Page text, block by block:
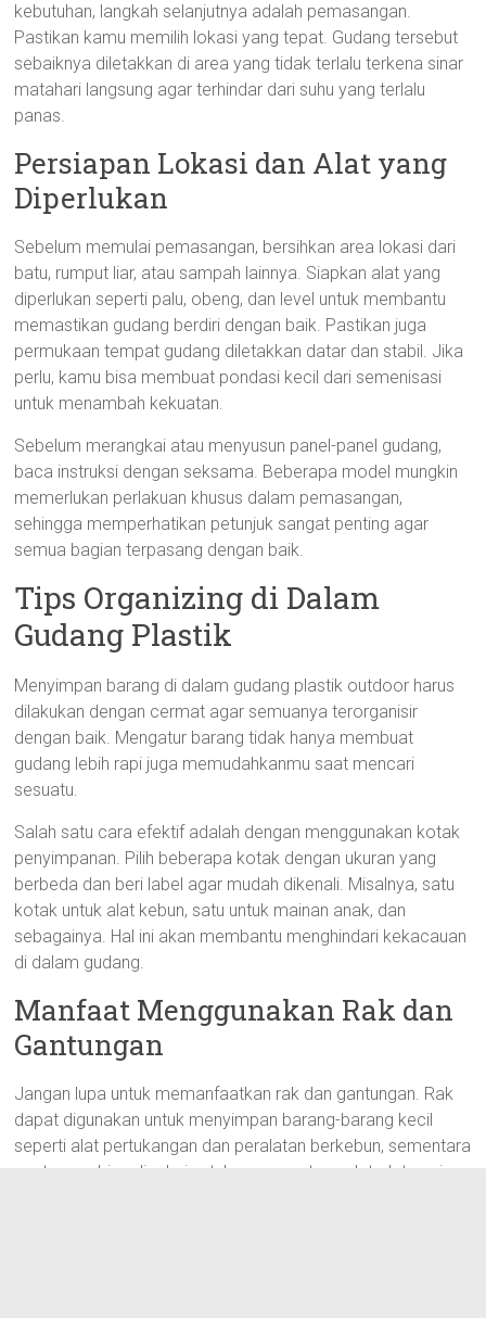
kebutuhan, langkah selanjutnya adalah pemasangan.
Pastikan kamu memilih lokasi yang tepat. Gudang tersebut
sebaiknya diletakkan di area yang tidak terlalu terkena sinar
matahari langsung agar terhindar dari suhu yang terlalu
panas.
Persiapan Lokasi dan Alat yang
Diperlukan
Sebelum memulai pemasangan, bersihkan area lokasi dari
batu, rumput liar, atau sampah lainnya. Siapkan alat yang
diperlukan seperti palu, obeng, dan level untuk membantu
memastikan gudang berdiri dengan baik. Pastikan juga
permukaan tempat gudang diletakkan datar dan stabil. Jika
perlu, kamu bisa membuat pondasi kecil dari semenisasi
untuk menambah kekuatan.
Sebelum merangkai atau menyusun panel-panel gudang,
baca instruksi dengan seksama. Beberapa model mungkin
memerlukan perlakuan khusus dalam pemasangan,
sehingga memperhatikan petunjuk sangat penting agar
semua bagian terpasang dengan baik.
Tips Organizing di Dalam
Gudang Plastik
Menyimpan barang di dalam gudang plastik outdoor harus
dilakukan dengan cermat agar semuanya terorganisir
dengan baik. Mengatur barang tidak hanya membuat
gudang lebih rapi juga memudahkanmu saat mencari
sesuatu.
Salah satu cara efektif adalah dengan menggunakan kotak
penyimpanan. Pilih beberapa kotak dengan ukuran yang
berbeda dan beri label agar mudah dikenali. Misalnya, satu
kotak untuk alat kebun, satu untuk mainan anak, dan
sebagainya. Hal ini akan membantu menghindari kekacauan
di dalam gudang.
Manfaat Menggunakan Rak dan
Gantungan
Jangan lupa untuk memanfaatkan rak dan gantungan. Rak
dapat digunakan untuk menyimpan barang-barang kecil
seperti alat pertukangan dan peralatan berkebun, sementara
gantungan bisa dipakai untuk menggantung alat-alat panjang